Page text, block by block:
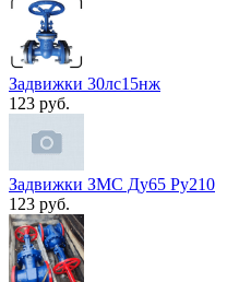
Задвижки 30лс15нж
123 руб.
Задвижки ЗМС Ду65 Ру210
123 руб.